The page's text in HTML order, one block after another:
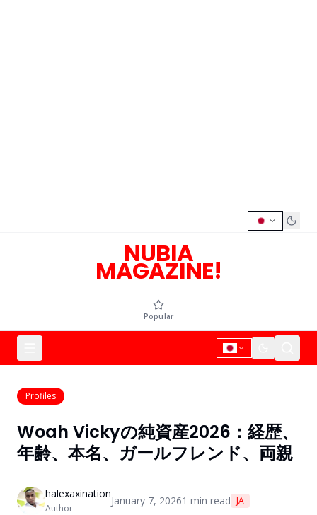
NUBIA
MAGAZINE!
Popular
Profiles
Woah Vickyの純資産2026：経歴、
年齢、本名、ガールフレンド、両親
halexaxination
Author
January 7, 20261 min read JA